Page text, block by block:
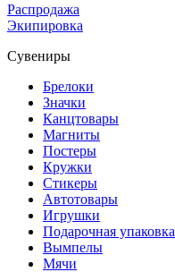
Распродажа
Экипировка
Сувениры
Брелоки
Значки
Канцтовары
Магниты
Постеры
Кружки
Стикеры
Автотовары
Игрушки
Подарочная упаковка
Вымпелы
Мячи